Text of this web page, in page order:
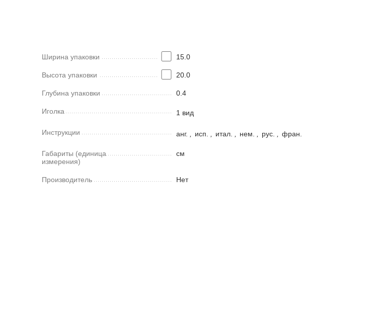
Ширина упаковки 15.0
Высота упаковки 20.0
Глубина упаковки 0.4
Иголка 1 вид
Инструкции анг. исп. итал. нем. рус. фран.
Габариты (единица
измерения)
см
Производитель Нет